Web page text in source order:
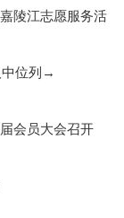
陵江志愿服务活
中位列→
会员大会召开